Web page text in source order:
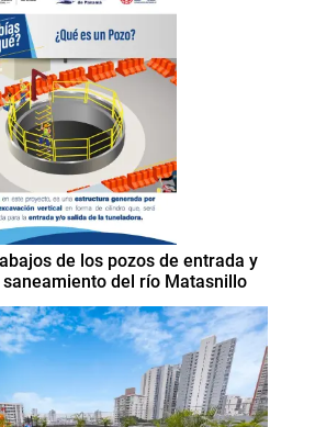
de los pozos de entrada y
del río Matasnillo